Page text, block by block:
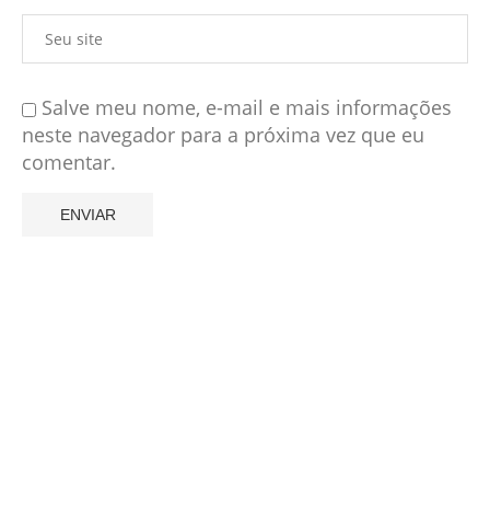
Salve meu nome, e-mail e mais informações
neste navegador para a próxima vez que eu
comentar.